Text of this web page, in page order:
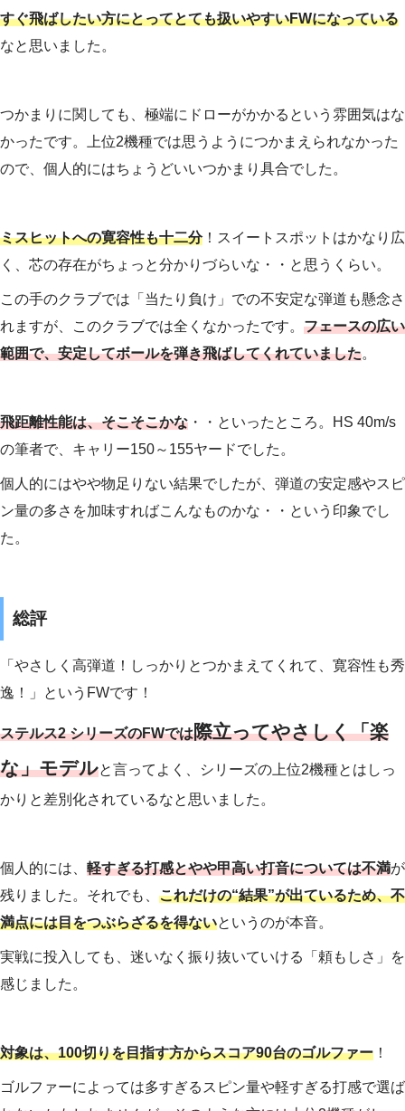
すぐ飛ばしたい方にとってとても扱いやすいFWになっている
なと思いました。
つかまりに関しても、極端にドローがかかるという雰囲気はな
かったです。上位2機種では思うようにつかまえられなかった
ので、個人的にはちょうどいいつかまり具合でした。
ミスヒットへの寛容性も十二分！スイートスポットはかなり広
く、芯の存在がちょっと分かりづらいな・・と思うくらい。
この手のクラブでは「当たり負け」での不安定な弾道も懸念さ
れますが、このクラブでは全くなかったです。 フェースの広い
範囲で、安定してボールを弾き飛ばしてくれていました。
飛距離性能は、そこそこかな ・・といったところ。HS 40m/s
の筆者で、キャリー150～155ヤードでした。
個人的にはやや物足りない結果でしたが、弾道の安定感やスピ
ン量の多さを加味すればこんなものかな・・という印象でし
た。
総評
「やさしく高弾道！しっかりとつかまえてくれて、寛容性も秀
逸！」というFWです！
ステルス2 シリーズのFWでは際立ってやさしく「楽
な」モデルと言ってよく、シリーズの上位2機種とはしっ
かりと差別化されているなと思いました。
個人的には、 軽すぎる打感とやや甲高い打音については不満が
残りました。それでも、 これだけの“結果”が出ているため、不
満点には目をつぶらざるを得ないというのが本音。
実戦に投入しても、迷いなく振り抜いていける「頼もしさ」を
感じました。
対象は、100切りを目指す方からスコア90台のゴルファー ！
ゴルファーによっては多すぎるスピン量や軽すぎる打感で選ば